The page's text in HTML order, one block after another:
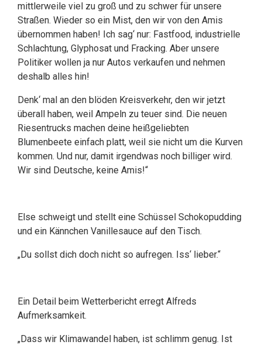
mittlerweile viel zu groß und zu schwer für unsere
Straßen. Wieder so ein Mist, den wir von den Amis
übernommen haben! Ich sag‘ nur: Fastfood, industrielle
Schlachtung, Glyphosat und Fracking. Aber unsere
Politiker wollen ja nur Autos verkaufen und nehmen
deshalb alles hin!
Denk‘ mal an den blöden Kreisverkehr, den wir jetzt
überall haben, weil Ampeln zu teuer sind. Die neuen
Riesentrucks machen deine heißgeliebten
Blumenbeete einfach platt, weil sie nicht um die Kurven
kommen. Und nur, damit irgendwas noch billiger wird.
Wir sind Deutsche, keine Amis!“
Else schweigt und stellt eine Schüssel Schokopudding
und ein Kännchen Vanillesauce auf den Tisch.
„Du sollst dich doch nicht so aufregen. Iss‘ lieber.“
Ein Detail beim Wetterbericht erregt Alfreds
Aufmerksamkeit.
„Dass wir Klimawandel haben, ist schlimm genug. Ist